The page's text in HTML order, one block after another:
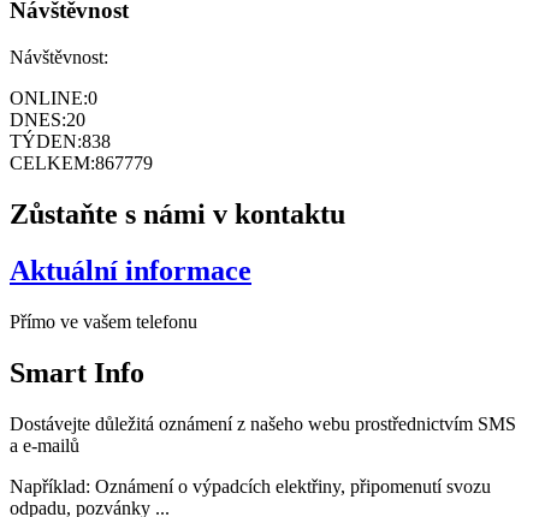
Návštěvnost
Návštěvnost:
ONLINE:0
DNES:20
TÝDEN:838
CELKEM:867779
Zůstaňte s námi v kontaktu
Aktuální informace
Přímo ve vašem telefonu
Smart Info
Dostávejte důležitá oznámení z našeho webu prostřednictvím SMS
a e-mailů
Například: Oznámení o výpadcích elektřiny, připomenutí svozu
odpadu, pozvánky ...